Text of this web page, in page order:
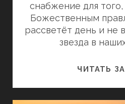
снабжение для
Божественным
рассветёт день и не
звезда в
ЧИТАТЬ